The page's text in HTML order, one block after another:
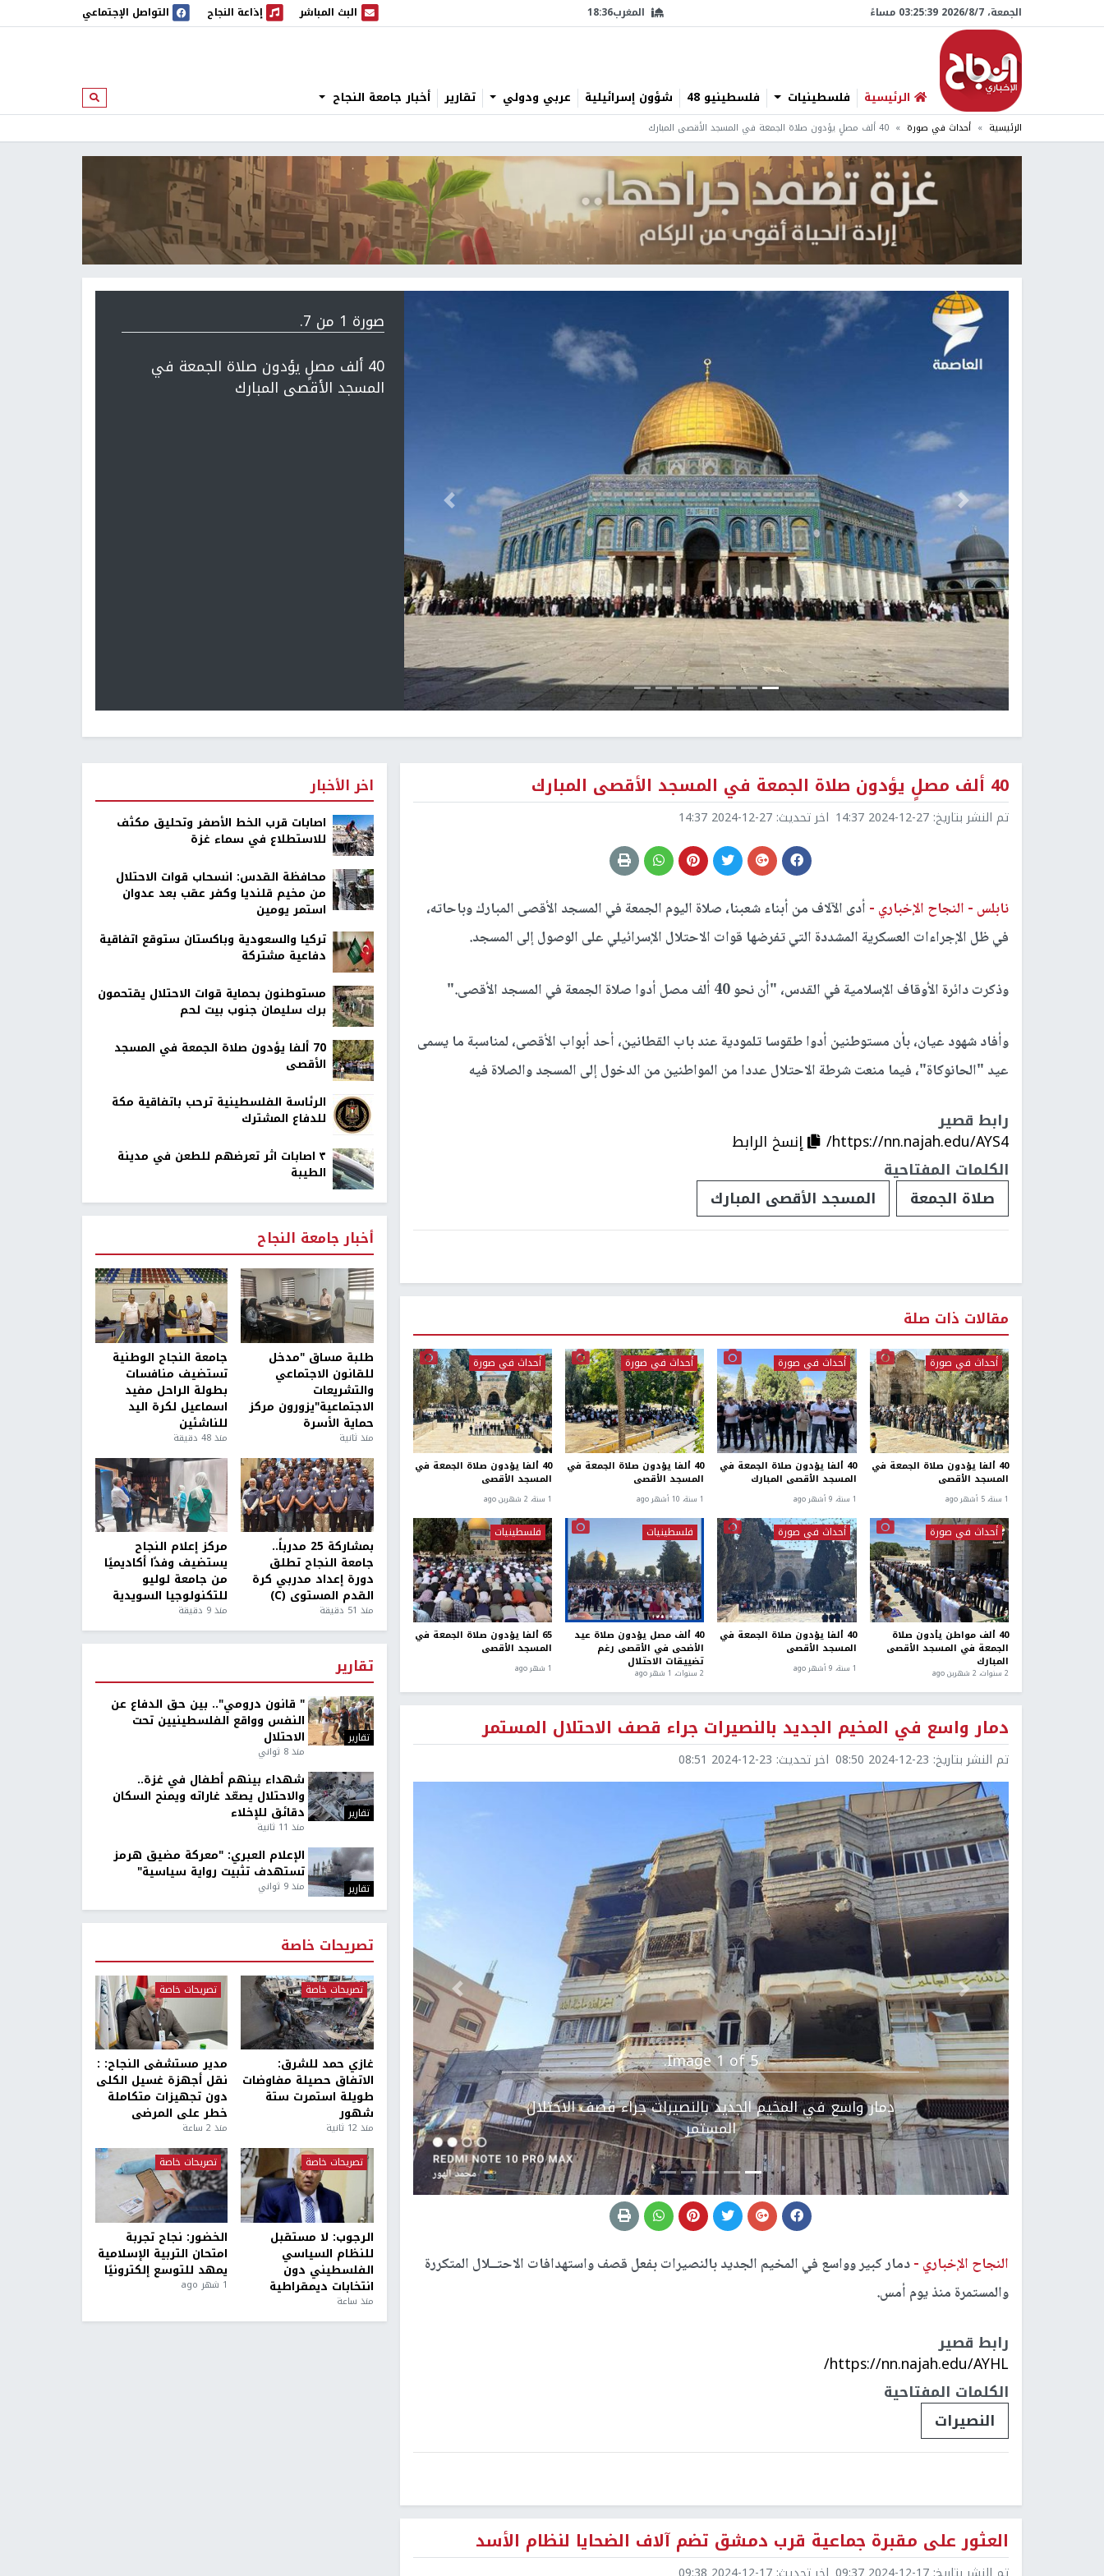
الجمعة، 7/‏8/‏2026 03:25:40 مساءً المغرب18:36 البث المباشر
البث المباشر إذاعة النجاح
إذاعة النجاح التواصل الإجتماعي
الرئيسية فلسطينيات فلسطينيو 48 شؤون إسرائيلية عربي ودولي تقارير أخبار جامعة النجاح ابحث
الرئيسية أحداث في صورة 40 ألف مصلٍ يؤدون صلاة الجمعة في المسجد الأقصى المبارك
صورة 1 من 7.
40 ألف مصلٍ يؤدون صلاة الجمعة في
المسجد الأقصى المبارك
Previous التالي
40 ألف مصلٍ يؤدون صلاة الجمعة في المسجد الأقصى المبارك
تم النشر بتاريخ: 2024-12-27 14:37 اخر تحديث: 2024-12-27 14:37
نابلس - النجاح الإخباري - أدى الآلاف من أبناء شعبنا، صلاة اليوم الجمعة في المسجد الأقصى المبارك وباحاته،
في ظل الإجراءات العسكرية المشددة التي تفرضها قوات الاحتلال الإسرائيلي على الوصول إلى المسجد.
وذكرت دائرة الأوقاف الإسلامية في القدس، "أن نحو 40 ألف مصل أدوا صلاة الجمعة في المسجد الأقصى."
وأفاد شهود عيان، بأن مستوطنين أدوا طقوسا تلمودية عند باب القطانين، أحد أبواب الأقصى، لمناسبة ما يسمى
عيد "الحانوكاة"، فيما منعت شرطة الاحتلال عددا من المواطنين من الدخول إلى المسجد والصلاة فيه
رابط قصير
https://nn.najah.edu/AYS4/
إنسخ الرابط
الكلمات المفتاحية
صلاة الجمعة
المسجد الأقصى المبارك
مقالات ذات صلة
أحداث في صورة
40 ألفا يؤدون صلاة الجمعة في
المسجد الأقصى
1 سنة، 5 أشهر ago
أحداث في صورة
40 ألفا يؤدون صلاة الجمعة في
المسجد الأقصى المبارك
1 سنة، 9 أشهر ago
أحداث في صورة
40 ألفا يؤدون صلاة الجمعة في
المسجد الأقصى
1 سنة، 10 أشهر ago
أحداث في صورة
40 ألفا يؤدون صلاة الجمعة في
المسجد الأقصى
1 سنة، 2 شهرين ago
أحداث في صورة
40 ألف مواطن يأدون صلاة
الجمعة في المسجد الأقصى
المبارك
2 سنوات، 2 شهرين ago
أحداث في صورة
40 ألفا يؤدون صلاة الجمعة في
المسجد الأقصى
1 سنة، 9 أشهر ago
فلسطينيات
40 ألف مصل يؤدون صلاة عيد
الأضحى في الأقصى رغم
تضييقات الاحتلال
2 سنوات، 1 شهر ago
فلسطينيات
65 ألفا يؤدون صلاة الجمعة في
المسجد الأقصى
1 شهر ago
دمار واسع في المخيم الجديد بالنصيرات جراء قصف الاحتلال المستمر
تم النشر بتاريخ: 2024-12-23 08:50 اخر تحديث: 2024-12-23 08:51
Image 1 of 5.
دمار واسع في المخيم الجديد بالنصيرات جراء قصف الاحتلال
المستمر
Previous التالي
النجاح الإخباري -دمار كبير وواسع في المخيم الجديد بالنصيرات بفعل قصف واستهدافات الاحتــلال المتكررة
والمستمرة منذ يوم أمس.
رابط قصير
https://nn.najah.edu/AYHL/
الكلمات المفتاحية
النصيرات
العثور على مقبرة جماعية قرب دمشق تضم آلاف الضحايا لنظام الأسد
اخر الأخبار
اصابات قرب الخط الأصفر وتحليق مكثف
للاستطلاع في سماء غزة
محافظة القدس: انسحاب قوات الاحتلال
من مخيم قلنديا وكفر عقب بعد عدوان
استمر يومين
تركيا والسعودية وباكستان ستوقع اتفاقية
دفاعية مشتركة
مستوطنون بحماية قوات الاحتلال يقتحمون
برك سليمان جنوب بيت لحم
70 ألفا يؤدون صلاة الجمعة في المسجد
الأقصى
الرئاسة الفلسطينية ترحب باتفاقية مكة
للدفاع المشترك
٣ اصابات اثر تعرضهم للطعن في مدينة
الطيبة
أخبار جامعة النجاح
طلبة مساق "مدخل
للقانون الاجتماعي
والتشريعات
الاجتماعية"يزورون مركز
حماية الأسرة
منذ ثانية
جامعة النجاح الوطنية
تستضيف منافسات
بطولة الراحل مفيد
اسماعيل لكرة اليد
للناشئين
منذ 48 دقيقة
بمشاركة 25 مدرباً..
جامعة النجاح تطلق
دورة إعداد مدربي كرة
القدم المستوى (C)
منذ 51 دقيقة
مركز إعلام النجاح
يستضيف وفدًا أكاديميًا
من جامعة لوليو
للتكنولوجيا السويدية
منذ 9 دقيقة
تقارير
تقارير
" قانون درومي".. بين حق الدفاع عن
النفس وواقع الفلسطينيين تحت
الاحتلال
منذ 8 ثواني
تقارير
شهداء بينهم أطفال في غزة..
والاحتلال يصعّد غاراته ويمنح السكان
دقائق للإخلاء
منذ 11 ثانية
تقارير
الإعلام العبري: "معركة مضيق هرمز
تستهدف تثبيت رواية سياسية"
منذ 9 ثواني
تصريحات خاصة
تصريحات خاصة
غازي حمد للشرق:
الاتفاق حصيلة مفاوضات
طويلة استمرت ستة
شهور
منذ 12 ثانية
تصريحات خاصة
مدير مستشفى النجاح: :
نقل أجهزة غسيل الكلى
دون تجهيزات متكاملة
خطر على المرضى
منذ 2 ساعة
تصريحات خاصة
الرجوب: لا مستقبل
للنظام السياسي
الفلسطيني دون
انتخابات ديمقراطية
منذ ساعة
تصريحات خاصة
الخضور: نجاح تجربة
امتحان التربية الإسلامية
يمهد للتوسع إلكترونيًا
1 شهر ago